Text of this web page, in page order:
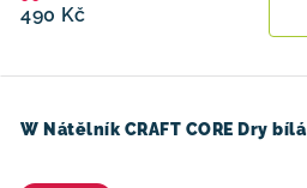
490 Kč
W Nátělník CRAFT CORE Dry bílá